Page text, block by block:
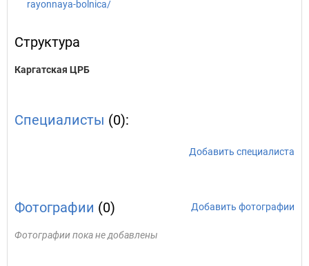
rayonnaya-bolnica/
Структура
Каргатская ЦРБ
Специалисты (0):
Добавить специалиста
Фотографии (0) Добавить фотографии
Фотографии пока не добавлены